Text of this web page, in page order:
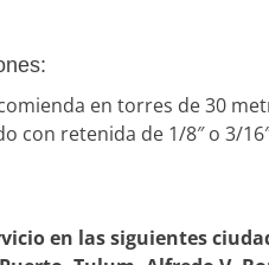
en torres de 30
con retenida de 1/8″ o 3/
en las siguientes